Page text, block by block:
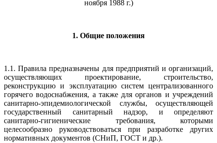
ноября 1988 г.)
1. Общие положения
1.1. Правила предназначены для предприятий и организаций,
осуществляющих проектирование, строительство,
реконструкцию и эксплуатацию систем централизованного
горячего водоснабжения, а также для органов и учреждений
санитарно-эпидемиологической службы, осуществляющей
государственный санитарный надзор, и определяют
санитарно-гигиенические требования, которыми
целесообразно руководствоваться при разработке других
нормативных документов (СНиП, ГОСТ и др.).